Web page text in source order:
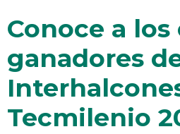
Conoce a
ganadores
Tecmilenio